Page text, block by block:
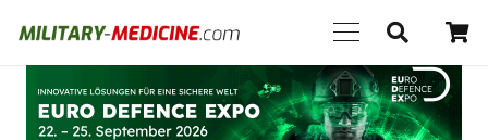
Anzeige